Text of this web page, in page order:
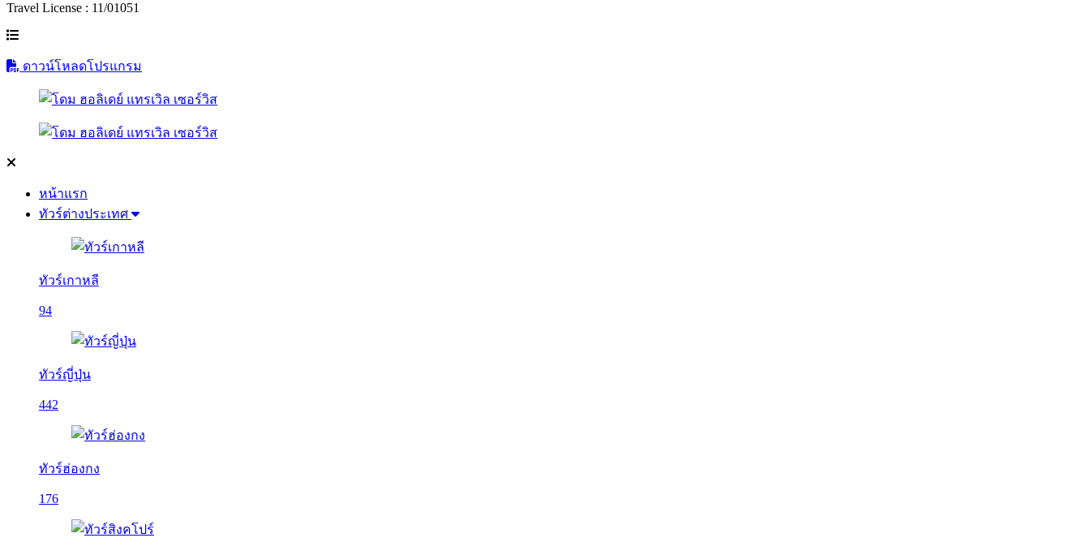
Travel License : 11/01051
ดาวน์โหลดโปรแกรม
หน้าแรก
ทัวร์ต่างประเทศ
ทัวร์เกาหลี
94
ทัวร์ญี่ปุ่น
442
ทัวร์ฮ่องกง
176